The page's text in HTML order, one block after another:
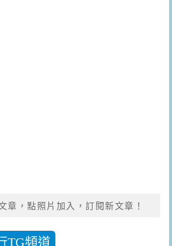
章，點照片加入，訂閱新文章！
TG頻道